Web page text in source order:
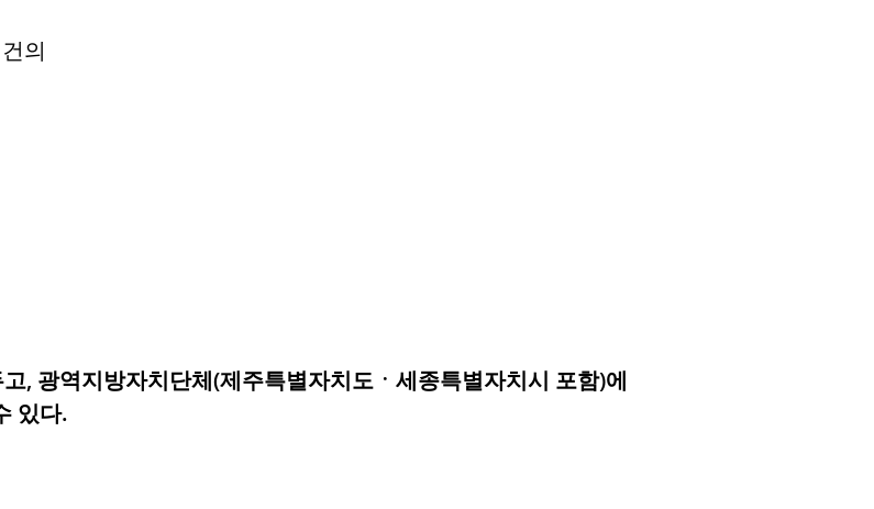
의
, 광역지방자치단체(제주특별자치도ㆍ세종특별자치시 포함)에
있다.